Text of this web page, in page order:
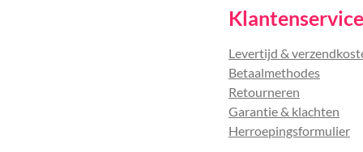
Klantenservice
Levertijd &
Betaalmethodes
Retourneren
Garantie & klachten
Herroepingsformulier